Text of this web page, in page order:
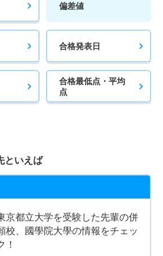
偏差値
合格発表日
合格最低点・平均
点
といえば
京都立大学を受験した先輩の併
校、國學院大學の情報をチェッ
！